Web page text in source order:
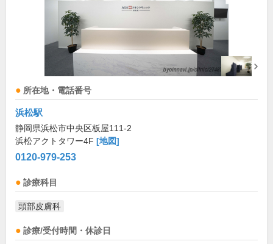
所在地・電話番号
浜松駅
静岡県浜松市中央区板屋111-2
浜松アクトタワー4F [地図]
0120-979-253
診療科目
頭部皮膚科
診療/受付時間・休診日